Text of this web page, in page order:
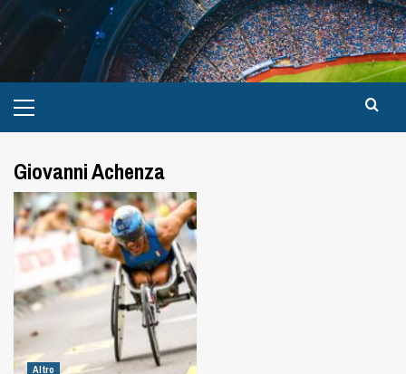
Giovanni Achenza
Altro